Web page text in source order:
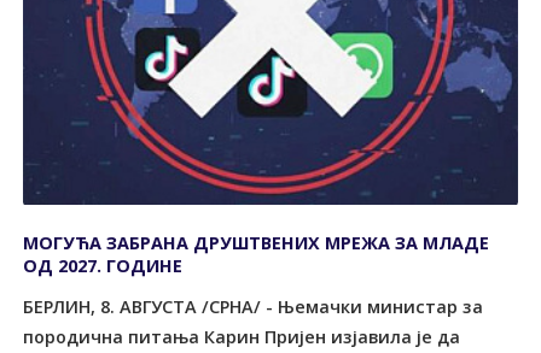
МОГУЋА ЗАБРАНА ДРУШТВЕНИХ МРЕЖА ЗА МЛАДЕ
ОД 2027. ГОДИНЕ
БЕРЛИН, 8. АВГУСТА /СРНА/ - Њемачки министар за
породична питања Карин Пријен изјавила је да